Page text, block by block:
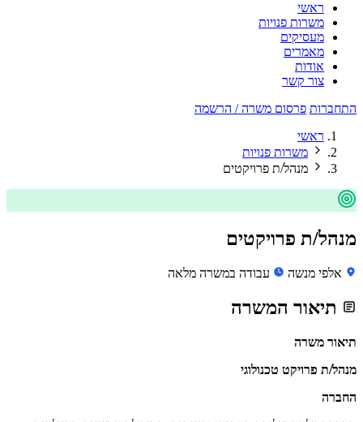
ראשי
משרות פנויות
מעסיקים
מאמרים
אודות
צור קשר
התחברות פרסום משרה / הרשמה
ראשי
משרות פנויות
מנהל/ת פרויקטים
מנהל/ת פרויקטים
אלפי מנשה עבודה במשרה מלאה
תיאור המשרה
תיאור משרה
מנהל/ת פרויקט טכנולוגי
החברה